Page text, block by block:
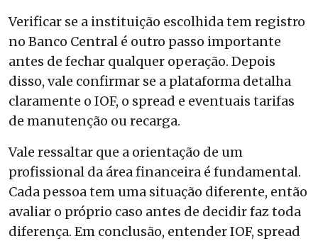
Verificar se a instituição escolhida tem registro
no Banco Central é outro passo importante
antes de fechar qualquer operação. Depois
disso, vale confirmar se a plataforma detalha
claramente o IOF, o spread e eventuais tarifas
de manutenção ou recarga.
Vale ressaltar que a orientação de um
profissional da área financeira é fundamental.
Cada pessoa tem uma situação diferente, então
avaliar o próprio caso antes de decidir faz toda
diferença. Em conclusão, entender IOF, spread